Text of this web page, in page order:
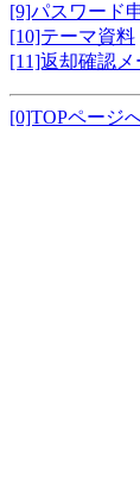
[9]パスワード
[10]テーマ資料
[11]返却確認
[0]TOPページ